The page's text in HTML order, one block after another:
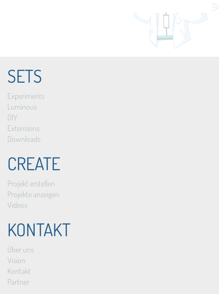
SETS
Experiments
Luminous
DIY
Extensions
Downloads
CREATE
Projekt erstellen
Projekte anzeigen
Videos
KONTAKT
Über uns
Vision
Kontakt
Partner